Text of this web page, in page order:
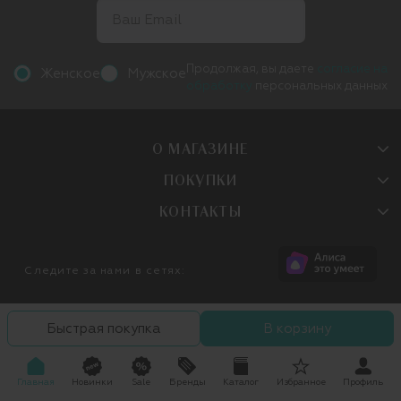
О МАГАЗИНЕ
ПОКУПКИ
КОНТАКТЫ
Следите за нами в сетях:
Быстрая покупка В корзину
Главная Новинки Sale Бренды Каталог Избранное Профиль